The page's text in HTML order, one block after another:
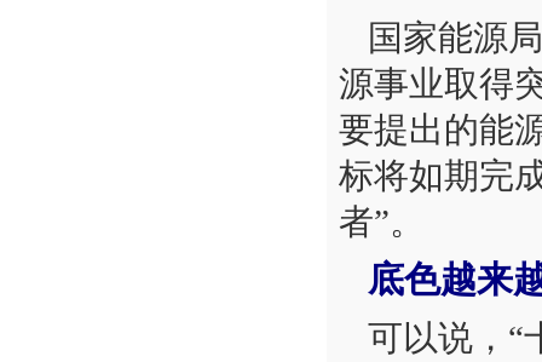
国家能源
源事业取得
要提出的能
标将如期完
者”。
底色越来
可以说，“